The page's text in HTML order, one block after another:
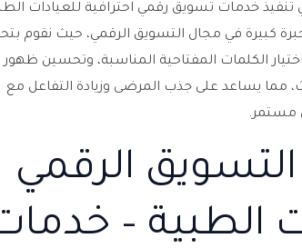
تنفيذ خدمات تسويق رقمي احترافية للعيادات
خبرة كبيرة في مجال التسويق الرقمي، حيث نقوم
الكلمات المفتاحية المناسبة، وتحسين ظهور
مما يساعد على جذب المرضى وزيادة التفاعل مع
مستمر.
الرقمي
الطبية –